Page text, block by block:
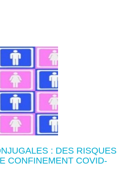
: DES RISQUES
CONFINEMENT COVID-